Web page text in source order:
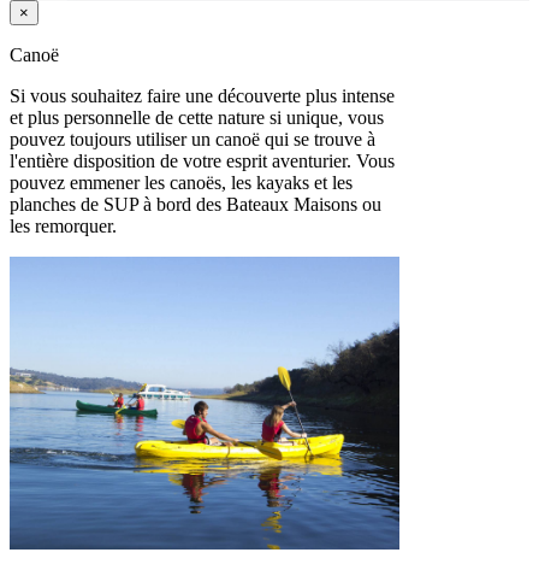
×
Canoë
Si vous souhaitez faire une découverte plus intense
et plus personnelle de cette nature si unique, vous
pouvez toujours utiliser un canoë qui se trouve à
l'entière disposition de votre esprit aventurier. Vous
pouvez emmener les canoës, les kayaks et les
planches de SUP à bord des Bateaux Maisons ou
les remorquer.